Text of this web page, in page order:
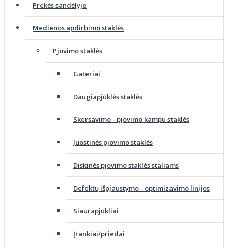
Prekės sandėlyje
Medienos apdirbimo staklės
Pjovimo staklės
Gateriai
Daugiapjūklės staklės
Skersavimo - pjovimo kampu staklės
Juostinės pjovimo staklės
Diskinės pjovimo staklės staliams
Defektų išpjaustymo - optimizavimo linijos
Siaurapjūkliai
Įrankiai/priedai